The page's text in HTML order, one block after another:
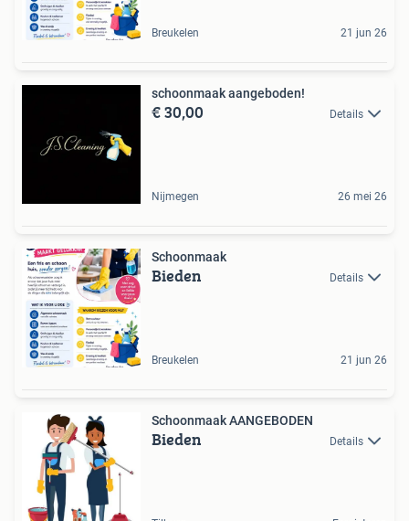
Breukelen 21 jun 26
schoonmaak aangeboden!
€ 30,00 Details
Nijmegen 26 mei 26
Schoonmaak
Bieden Details
Breukelen 21 jun 26
Schoonmaak AANGEBODEN
Bieden Details